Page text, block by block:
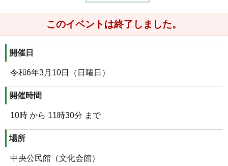
このイベントは終了しました。
開催日
令和6年3月10日（日曜日）
開催時間
10時 から 11時30分 まで
場所
中央公民館（文化会館）